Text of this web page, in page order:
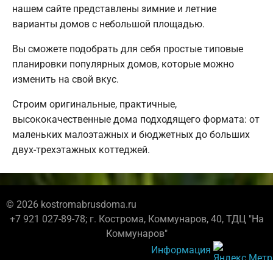
нашем сайте представлены зимние и летние
варианты домов с небольшой площадью.
Вы сможете подобрать для себя простые типовые
планировки популярных домов, которые можно
изменить на свой вкус.
Строим оригинальные, практичные,
высококачественные дома подходящего формата: от
маленьких малоэтажных и бюджетных до больших
двух-трехэтажных коттеджей.
© 2026 kostromabrusdoma.ru
+7 921 027-89-78; г. Кострома, Коммунаров, 40, ТДЦ "На
Коммунаров"
Информация